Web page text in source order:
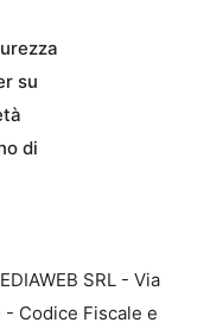
su
di
SRL - Via
- Codice Fiscale e